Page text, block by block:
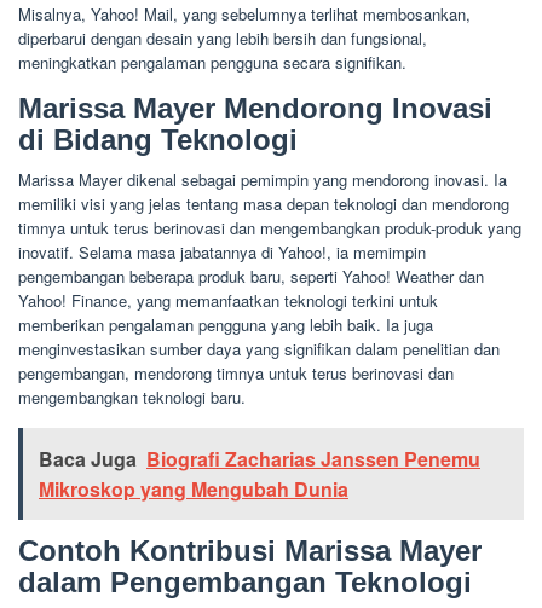
Misalnya, Yahoo! Mail, yang sebelumnya terlihat membosankan,
diperbarui dengan desain yang lebih bersih dan fungsional,
meningkatkan pengalaman pengguna secara signifikan.
Marissa Mayer Mendorong Inovasi
di Bidang Teknologi
Marissa Mayer dikenal sebagai pemimpin yang mendorong inovasi. Ia
memiliki visi yang jelas tentang masa depan teknologi dan mendorong
timnya untuk terus berinovasi dan mengembangkan produk-produk yang
inovatif. Selama masa jabatannya di Yahoo!, ia memimpin
pengembangan beberapa produk baru, seperti Yahoo! Weather dan
Yahoo! Finance, yang memanfaatkan teknologi terkini untuk
memberikan pengalaman pengguna yang lebih baik. Ia juga
menginvestasikan sumber daya yang signifikan dalam penelitian dan
pengembangan, mendorong timnya untuk terus berinovasi dan
mengembangkan teknologi baru.
Baca Juga Biografi Zacharias Janssen Penemu
Mikroskop yang Mengubah Dunia
Contoh Kontribusi Marissa Mayer
dalam Pengembangan Teknologi